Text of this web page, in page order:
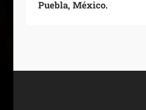
Puebla, México.